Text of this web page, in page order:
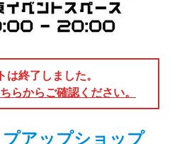
終了しました。
らからご確認ください。
アップショップ